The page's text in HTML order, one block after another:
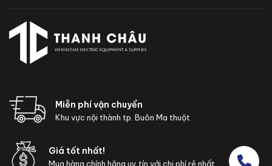
Miễn phí vận chuyển
Khu vực nội thành tp. Buôn Ma thuột
Giá tốt nhất!
Mua hàng chính hãng uy tín với chi phí rẻ nhất